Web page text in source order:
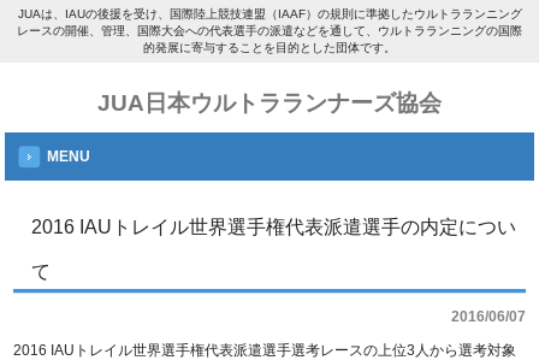
JUAは、IAUの後援を受け、国際陸上競技連盟（IAAF）の規則に準拠したウルトラランニング
レースの開催、管理、国際大会への代表選手の派遣などを通して、ウルトラランニングの国際
的発展に寄与することを目的とした団体です。
JUA日本ウルトラランナーズ協会
MENU
2016 IAUトレイル世界選手権代表派遣選手の内定につい
て
2016/06/07
2016 IAUトレイル世界選手権代表派遣選手選考レースの上位3人から選考対象